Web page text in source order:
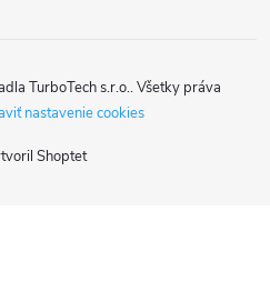
Shoptet
TurboTech s.r.o.. Všetky práva
nastavenie cookies